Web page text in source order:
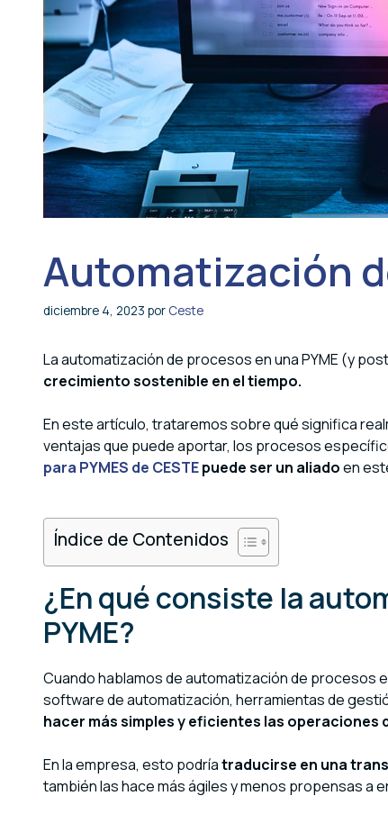
Automatización
diciembre 4, 2023 por Ceste
La automatización de procesos en una PYME (y
crecimiento sostenible en el tiempo.
En este artículo, trataremos sobre qué significa
ventajas que puede aportar, los procesos
para PYMES de CESTEpuede ser un aliadoen
Índice de Contenidos
¿En qué consiste la
PYME?
Cuando hablamos de automatización de procesos
software de automatización, herramientas de
hacer más simples y eficientes las operaciones
En la empresa, esto podríatraducirse en una
también las hace más ágiles y menos propensas a